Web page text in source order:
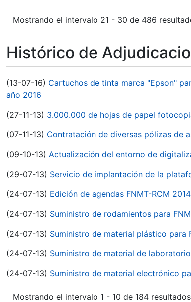
Mostrando el intervalo 21 - 30 de 486
Histórico de
(13-07-16) Cartuchos de tinta marca "Epson"
año 2016
(27-11-13) 3.000.000 de hojas de papel
(07-11-13) Contratación de diversas pólizas de
(09-10-13) Actualización del entorno de
(29-07-13) Servicio de implantación de la
(24-07-13) Edición de agendas FNMT-RCM 2014
(24-07-13) Suministro de rodamientos para
(24-07-13) Suministro de material plástico para
(24-07-13) Suministro de material de
(24-07-13) Suministro de material electrónico
Mostrando el intervalo 1 - 10 de 184